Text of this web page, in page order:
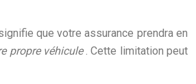
que votre assurance prendra en
propre véhicule . Cette limitation peut